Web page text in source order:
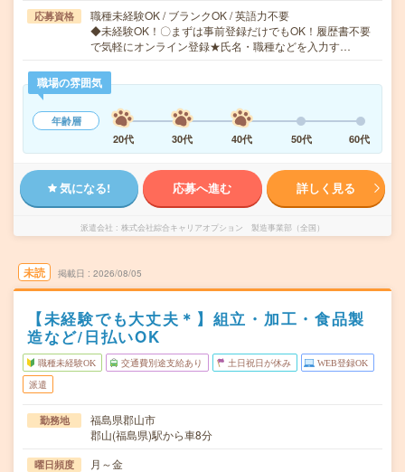
応募資格
職種未経験OK / ブランクOK / 英語力不要
◆未経験OK！〇まずは事前登録だけでもOK！履歴書不要
で気軽にオンライン登録★氏名・職種などを入力す…
職場の雰囲気
年齢層
20代
30代 40代 50代 60代
気になる! 応募へ進む 詳しく見る
派遣会社 株式会社綜合キャリアオプション 製造事業部（全国）
未読 掲載日 2026/08/05
【未経験でも大丈夫＊】組立・加工・食品製
造など/日払いOK
職種未経験OK 交通費別途支給あり 土日祝日が休み WEB登録OK
派遣
勤務地
福島県郡山市
郡山(福島県)駅から車8分
曜日頻度 月～金